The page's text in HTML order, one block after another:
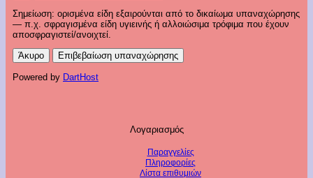
Σημείωση: ορισμένα είδη εξαιρούνται από το δικαίωμα υπαναχώρησης
— π.χ. σφραγισμένα είδη υγιεινής ή αλλοιώσιμα τρόφιμα που έχουν
αποσφραγιστεί/ανοιχτεί.
Άκυρο Επιβεβαίωση υπαναχώρησης
Powered by DartHost
Λογαριασμός
Παραγγελίες
Πληροφορίες
Λίστα επιθυμιών